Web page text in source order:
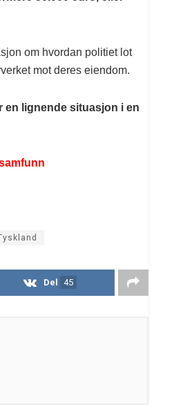
om hvordan politiet lot
mot deres eiendom.
en lignende situasjon i en
Del 45